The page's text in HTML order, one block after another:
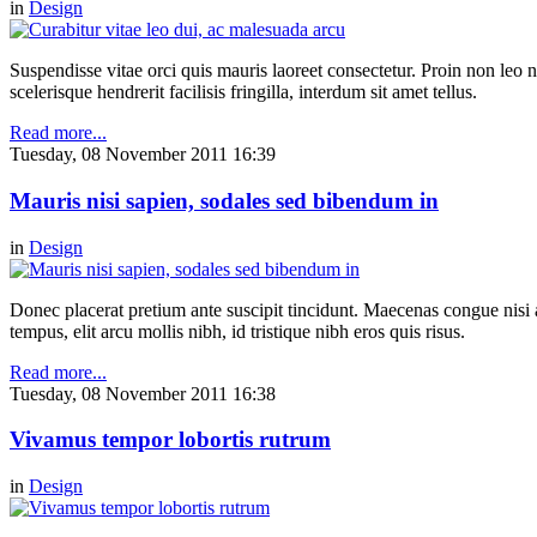
in Design
Suspendisse vitae orci quis mauris laoreet consectetur. Proin non
scelerisque hendrerit facilisis fringilla, interdum sit amet tellus.
Read more...
Tuesday, 08 November 2011 16:39
Mauris nisi sapien, sodales sed bibendum in
in Design
Donec placerat pretium ante suscipit tincidunt. Maecenas congue
tempus, elit arcu mollis nibh, id tristique nibh eros quis risus.
Read more...
Tuesday, 08 November 2011 16:38
Vivamus tempor lobortis rutrum
in Design